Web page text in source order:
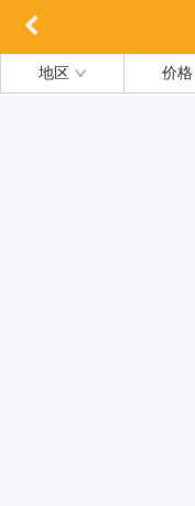
地区 价格